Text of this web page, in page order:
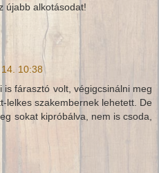
újabb alkotásodat!
10:38
is fárasztó volt, végigcsinálni meg
lelkes szakembernek lehetett. De
sokat kipróbálva, nem is csoda,